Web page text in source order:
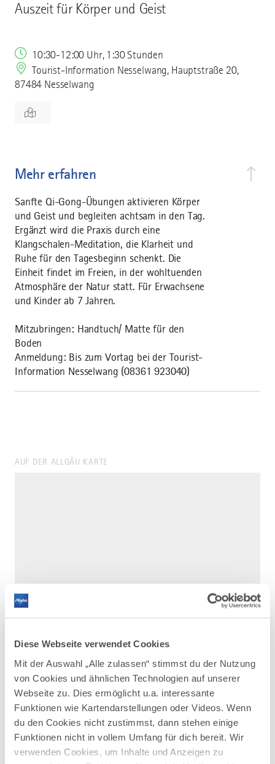
Diese Webseite verwendet Cookies
Mit der Auswahl „Alle zulassen“ stimmst du der Nutzung
von Cookies und ähnlichen Technologien auf unserer
Webseite zu. Dies ermöglicht u.a. interessante
Funktionen wie Kartendarstellungen oder Videos. Wenn
du den Cookies nicht zustimmst, dann stehen einige
Funktionen nicht in vollem Umfang für dich bereit. Wir
verwenden Cookies, um Inhalte und Anzeigen zu
Auszeit für Körper und Geist
10:30-12:00 Uhr, 1:30 Stunden
Tourist-Information Nesselwang, Hauptstraße 20,
87484 Nesselwang
Mehr erfahren
Sanfte Qi-Gong-Übungen aktivieren Körper
und Geist und begleiten achtsam in den Tag.
Ergänzt wird die Praxis durch eine
Klangschalen-Meditation, die Klarheit und
Ruhe für den Tagesbeginn schenkt. Die
Einheit findet im Freien, in der wohltuenden
Atmosphäre der Natur statt. Für Erwachsene
und Kinder ab 7 Jahren.
Mitzubringen: Handtuch/ Matte für den
Boden
Anmeldung: Bis zum Vortag bei der Tourist-
Information Nesselwang (08361 923040)
AUF DER ALLGÄU KARTE
DAZU PASSEND
Ähnliche
Veranstaltungen